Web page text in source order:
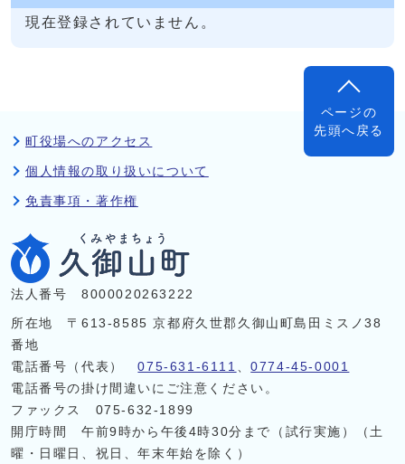
現在登録されていません。
ページの
先頭へ戻る
町役場へのアクセス
個人情報の取り扱いについて
免責事項・著作権
法人番号 8000020263222
所在地 〒613-8585 京都府久世郡久御山町島田ミスノ38
番地
電話番号（代表）075-631-6111 、0774-45-0001
電話番号の掛け間違いにご注意ください。
ファックス 075-632-1899
開庁時間 午前9時から午後4時30分まで（試行実施）（土
曜・日曜日、祝日、年末年始を除く）